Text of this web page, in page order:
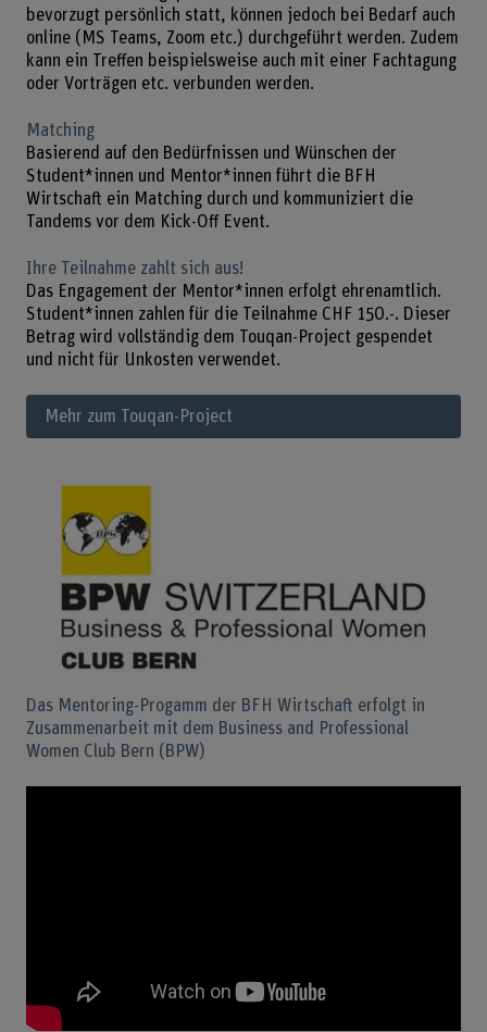
bevorzugt persönlich statt, können jedoch bei Bedarf auch
online (MS Teams, Zoom etc.) durchgeführt werden. Zudem
kann ein Treffen beispielsweise auch mit einer Fachtagung
oder Vorträgen etc. verbunden werden.
Matching
Basierend auf den Bedürfnissen und Wünschen der
Student*innen und Mentor*innen führt die BFH
Wirtschaft ein Matching durch und kommuniziert die
Tandems vor dem Kick-Off Event.
Ihre Teilnahme zahlt sich aus!
Das Engagement der Mentor*innen erfolgt ehrenamtlich.
Student*innen zahlen für die Teilnahme CHF 150.-. Dieser
Betrag wird vollständig dem Touqan-Project gespendet
und nicht für Unkosten verwendet.
Mehr zum Touqan-Project
Das Mentoring-Progamm der BFH Wirtschaft erfolgt in
Zusammenarbeit mit dem Business and Professional
Women Club Bern (BPW)